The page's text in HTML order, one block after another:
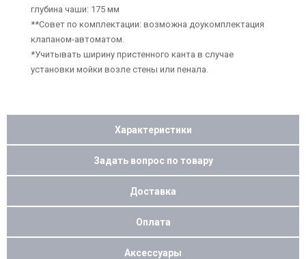
глубина чаши: 175 мм
**Совет по комплектации: возможна доукомплектация
клапаном-автоматом.
*Учитывать ширину пристенного канта в случае
установки мойки возле стены или пенала.
Характеристики
Задать вопрос по товару
Доставка
Оплата
Аксессуары